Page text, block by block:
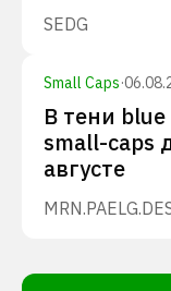
SEDG
Small Caps·
В тени
small-caps
августе
MRN.PAELG.DE